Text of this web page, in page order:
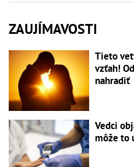
ZAUJÍMAVOSTI
Tieto
vzťah!
nahradiť
Vedci
môže to